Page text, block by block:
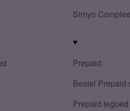
Simyo
Prepaid
Bestel Prepaid
Prepaid